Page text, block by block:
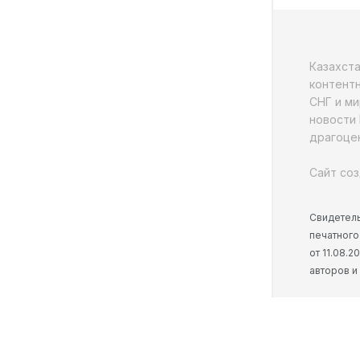
СНГ и
новости
Сайт
от
авторов